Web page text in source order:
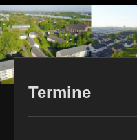
Zum
Inhalt
springen
Termine